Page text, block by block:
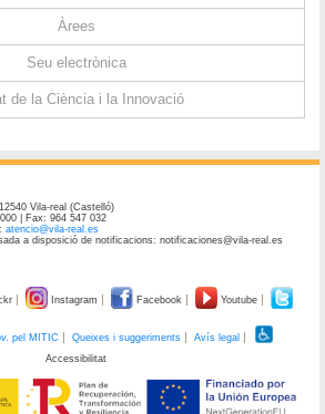
Àrees
Seu electrònica
de la Ciència i la Innovació
Vila-real (Castelló)
| Fax: 964 547 032
atencio@vila-real.es
a disposició de notificacions: notificaciones@vila-real.es
Instagram Facebook Youtube
pel MITIC Queixes i suggeriments
Avís legal
Accessibilitat